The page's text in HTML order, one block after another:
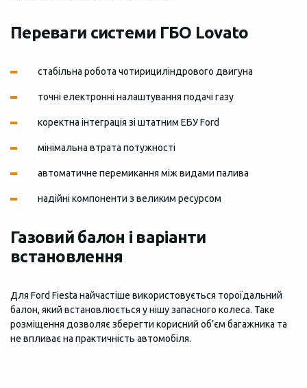
Переваги системи ГБО Lovato
стабільна робота чотирициліндрового двигуна
точні електронні налаштування подачі газу
коректна інтеграція зі штатним ЕБУ Ford
мінімальна втрата потужності
автоматичне перемикання між видами палива
надійні компоненти з великим ресурсом
Газовий балон і варіанти
встановлення
Для Ford Fiesta найчастіше використовується тороїдальний
балон, який встановлюється у нішу запасного колеса. Таке
розміщення дозволяє зберегти корисний об’єм багажника та
не впливає на практичність автомобіля.